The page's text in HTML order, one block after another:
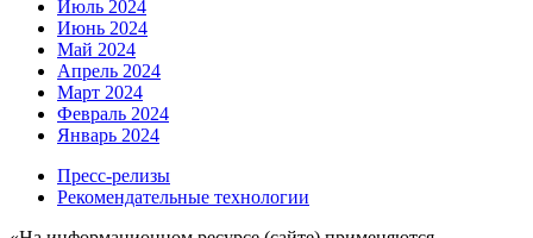
Июль 2024
Июнь 2024
Май 2024
Апрель 2024
Март 2024
Февраль 2024
Январь 2024
Пресс-релизы
Рекомендательные технологии